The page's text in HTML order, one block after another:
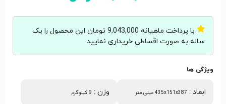
با پرداخت ماهیانه 9,043,000 تومان این محصول را یک
ساله به صورت اقساطی خریداری نمایید.
ویژگی ها
ابعاد : 435x151x387 میلی متر وزن : 9 کیلوگرم